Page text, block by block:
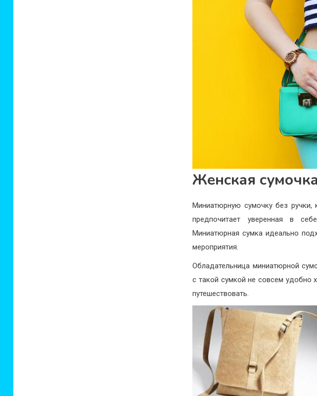
Женская
Миниатюрную сумочку без ручки,
предпочитает уверенная в
Миниатюрная сумка идеально
мероприятия.
Обладательница миниатюрной
с такой сумкой не совсем удобно
путешествовать.